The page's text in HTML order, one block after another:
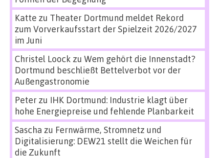
Katte zu Theater Dortmund meldet Rekord
zum Vorverkaufsstart der Spielzeit 2026/2027
im Juni
Christel Loock zu Wem gehört die Innenstadt?
Dortmund beschließt Bettelverbot vor der
Außengastronomie
Peterzu IHK Dortmund: Industrie klagt über
hohe Energiepreise und fehlende Planbarkeit
Sascha zu Fernwärme, Stromnetz und
Digitalisierung: DEW21 stellt die Weichen für
die Zukunft